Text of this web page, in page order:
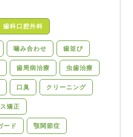
歯科口腔外科
噛み合わせ 歯並び
歯周病治療 虫歯治療
口臭 クリーニング
矯正
ード 顎関節症